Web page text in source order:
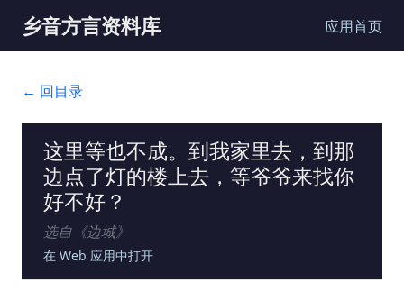
乡音方言资料库 应用首页
← 回目录
这里等也不成。到我家里去，到那
边点了灯的楼上去，等爷爷来找你
好不好？
选自《边城》
在 Web 应用中打开